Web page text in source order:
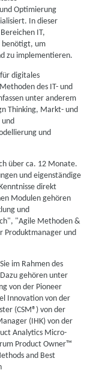
Optimierung
In dieser
IT,
benötigt, um
zu implementieren.
digitales
des IT- und
unter anderem
Thinking, Markt- und
und
und
über ca. 12 Monate.
und eigenständige
direkt
Modulen gehören
und
"Agile Methoden &
Produktmanager und
im Rahmen des
gehören unter
von der Pioneer
Innovation von der
(CSM®) von der
(IHK) von der
Analytics Micro-
Product Owner™
and Best